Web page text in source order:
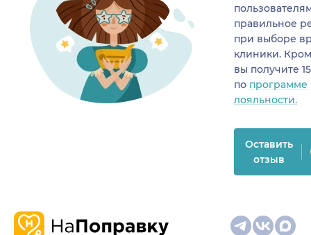
правильное
при выборе
клиники.
вы получите
по программе
лояльности.
Оставить
отзыв